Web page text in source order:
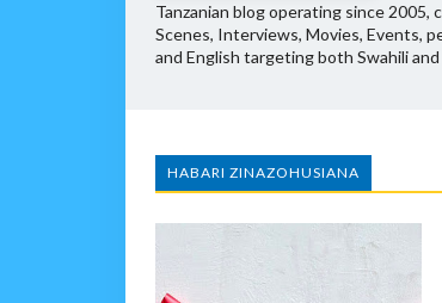
Tanzanian blog operating since 2005,
Scenes, Interviews, Movies, Events,
and English targeting both Swahili
HABARI ZINAZOHUSIANA